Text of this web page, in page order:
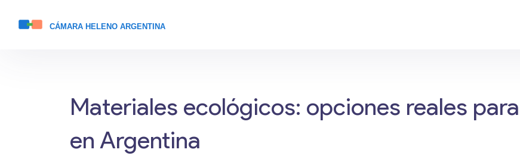
Materiales ecológicos: opciones reales
en Argentina